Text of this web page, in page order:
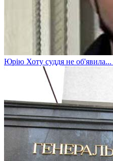
Юрію Хоту суддя не об'явила...